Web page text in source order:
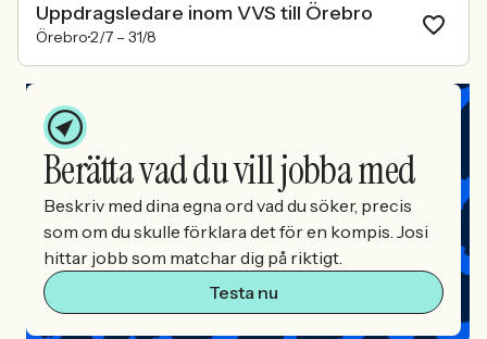
Uppdragsledare inom VVS till Örebro
Örebro2/7 – 31/8
Berätta vad du vill jobba med
Beskriv med dina egna ord vad du söker, precis
som om du skulle förklara det för en kompis. Josi
hittar jobb som matchar dig på riktigt.
Testa nu